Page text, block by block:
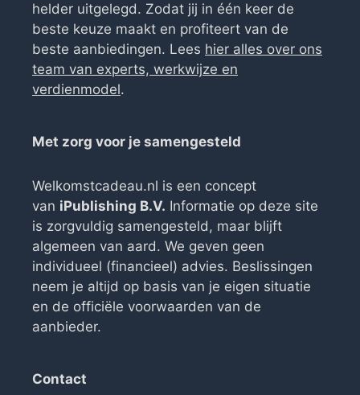
helder uitgelegd. Zodat jij in één keer de
beste keuze maakt en profiteert van de
beste aanbiedingen. Lees hier alles over ons
team van experts, werkwijze en
verdienmodel.
Met zorg voor je samengesteld
Welkomstcadeau.nl is een concept
van iPublishing B.V. Informatie op deze site
is zorgvuldig samengesteld, maar blijft
algemeen van aard. We geven geen
individueel (financieel) advies. Beslissingen
neem je altijd op basis van je eigen situatie
en de officiële voorwaarden van de
aanbieder.
Contact